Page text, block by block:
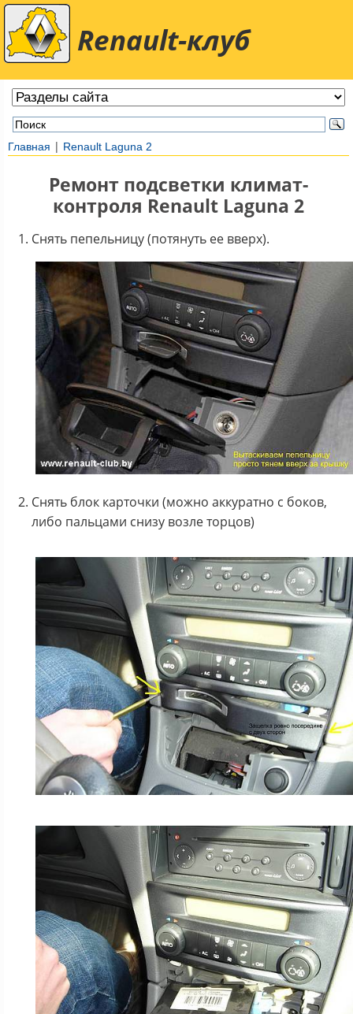
Renault-клуб
Главная | Renault Laguna 2
Ремонт подсветки климат-
контроля Renault Laguna 2
Снять пепельницу (потянуть ее вверх).
Снять блок карточки (можно аккуратно с боков,
либо пальцами снизу возле торцов)